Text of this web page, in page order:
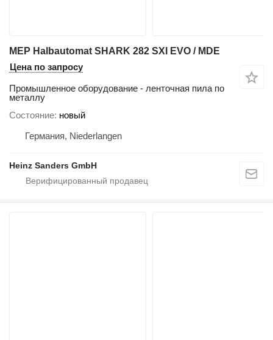
MEP Halbautomat SHARK 282 SXI EVO / MDE
Цена по запросу
Промышленное оборудование - ленточная пила по
металлу
Состояние новый
Германия, Niederlangen
Heinz Sanders GmbH